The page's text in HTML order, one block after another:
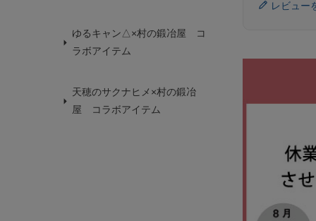
ゆるキャン△×村の鍛冶屋 コ
ラボアイテム
天穂のサクナヒメ×村の鍛冶
屋 コラボアイテム
レビュー